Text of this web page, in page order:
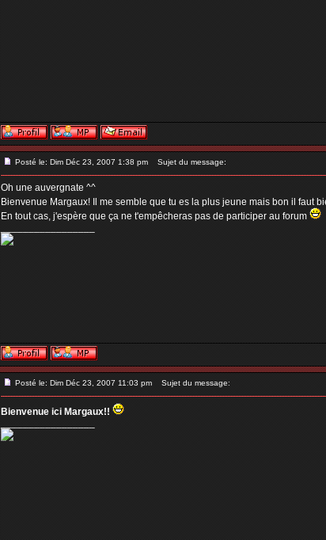
Posté le: Dim Déc 23, 2007 1:38 pm Sujet du message:
Oh une auvergnate ^^
Bienvenue Margaux! Il me semble que tu es la plus jeune mais bon il faut
En tout cas, j'espère que ça ne t'empêcheras pas de participer au forum
_________________
Posté le: Dim Déc 23, 2007 11:03 pm Sujet du message:
Bienvenue ici Margaux!!
_________________